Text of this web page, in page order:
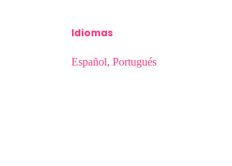
Idiomas
Español, Portugués